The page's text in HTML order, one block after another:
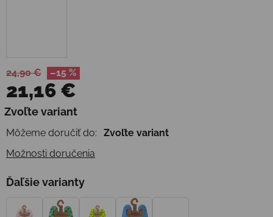
24,90 € –15 %
21,16 €
Jednotková cena:
Zvoľte variant
Môžeme doručiť do:
Zvoľte variant
Možnosti doručenia
Ďaľšie varianty